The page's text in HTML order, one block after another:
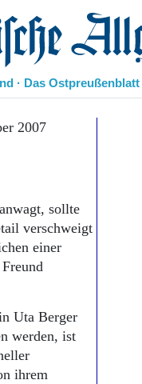
Zeitung
· Das
Leben
Geschichte
Ostpreußen
Pommern
und
Bücher
2007
sollte
verschweigt
einer
Uta Berger
werden, ist
ihrem